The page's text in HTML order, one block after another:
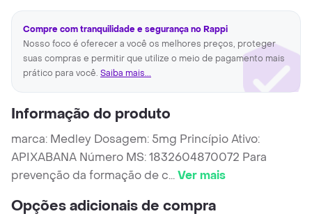
Compre com tranquilidade e segurança no Rappi
Nosso foco é oferecer a você os melhores preços, proteger
suas compras e permitir que utilize o meio de pagamento mais
prático para você. Saiba mais...
Informação do produto
marca: Medley Dosagem: 5mg Princípio Ativo:
APIXABANA Número MS: 1832604870072 Para
prevenção da formação de c...Ver mais
Opções adicionais de compra